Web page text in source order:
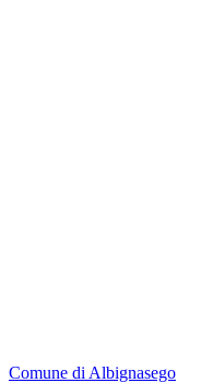
Comune di Albignasego